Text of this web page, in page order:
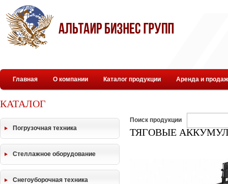
Главная О компании Каталог продукции Аренда и
КАТАЛОГ
Погрузочная техника
Стеллажное оборудование
Снегоуборочная техника
Поиск продукции
ТЯГОВЫЕ